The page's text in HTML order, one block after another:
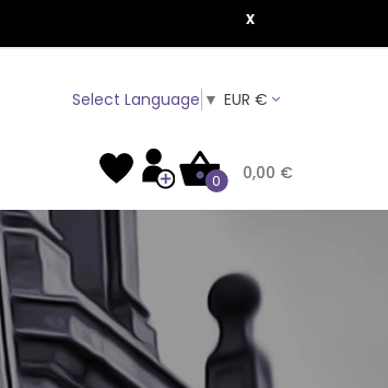
x
Select Language ▼ EUR €
0 0,00 €